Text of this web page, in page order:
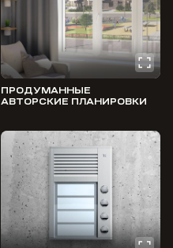
ПРОДУМАННЫЕ
АВТОРСКИЕ ПЛАНИРОВКИ